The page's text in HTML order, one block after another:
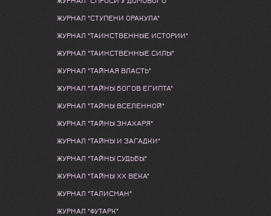
ЖУРНАЛ "СТУПЕНИ ОРАКУЛА"
ЖУРНАЛ "ТАИНСТВЕННЫЕ ИСТОРИИ"
ЖУРНАЛ "ТАИНСТВЕННЫЕ СИЛЫ"
ЖУРНАЛ "ТАЙНАЯ ВЛАСТЬ"
ЖУРНАЛ "ТАЙНЫ БОГОВ ЕГИПТА"
ЖУРНАЛ "ТАЙНЫ ВСЕЛЕННОЙ"
ЖУРНАЛ "ТАЙНЫ ЗНАХАРЯ"
ЖУРНАЛ "ТАЙНЫ И ЗАГАДКИ"
ЖУРНАЛ "ТАЙНЫ СУДЬБЫ"
ЖУРНАЛ "ТАЙНЫ ХХ ВЕКА"
ЖУРНАЛ "ТАЛИСМАН"
ЖУРНАЛ "ФУТАРК"